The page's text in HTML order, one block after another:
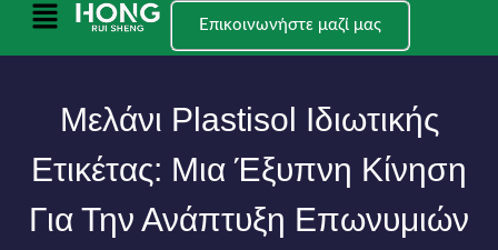
Μετάβαση
Κύριο
Επικοινωνήστε μαζί μας
Μελάνι Plastisol Ιδιωτικής
Ετικέτας: Μια Έξυπνη Κίνηση
Για Την Ανάπτυξη Επωνυμιών